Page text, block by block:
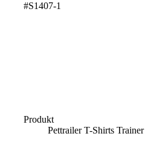
#S1407-1
Produkt
Pettrailer T-Shirts Trainer